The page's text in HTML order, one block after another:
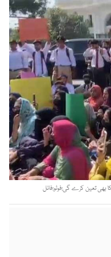
بھی تعین کرے گی:فوٹو:فائل